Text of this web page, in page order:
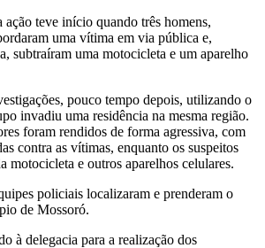
ação teve início quando três homens,
uma vítima em via pública e,
subtraíram uma motocicleta e um aparelho
pouco tempo depois, utilizando o
invadiu uma residência na mesma região.
foram rendidos de forma agressiva, com
contra as vítimas, enquanto os suspeitos
motocicleta e outros aparelhos celulares.
policiais localizaram e prenderam o
de Mossoró.
à delegacia para a realização dos